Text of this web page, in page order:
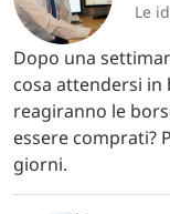
Le
Dopo una
cosa attendersi in
reagiranno le
essere comprati?
giorni.